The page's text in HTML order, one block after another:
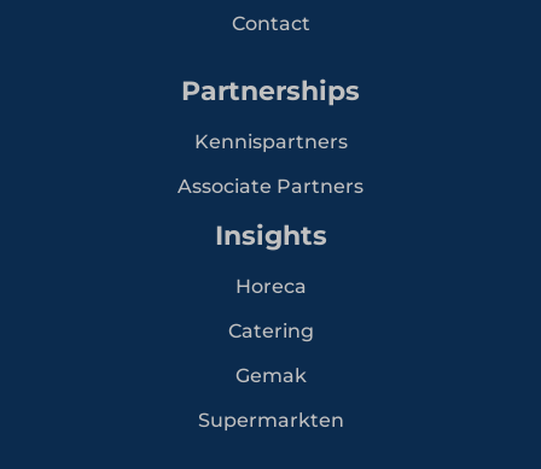
Contact
Partnerships
Kennispartners
Associate Partners
Insights
Horeca
Catering
Gemak
Supermarkten